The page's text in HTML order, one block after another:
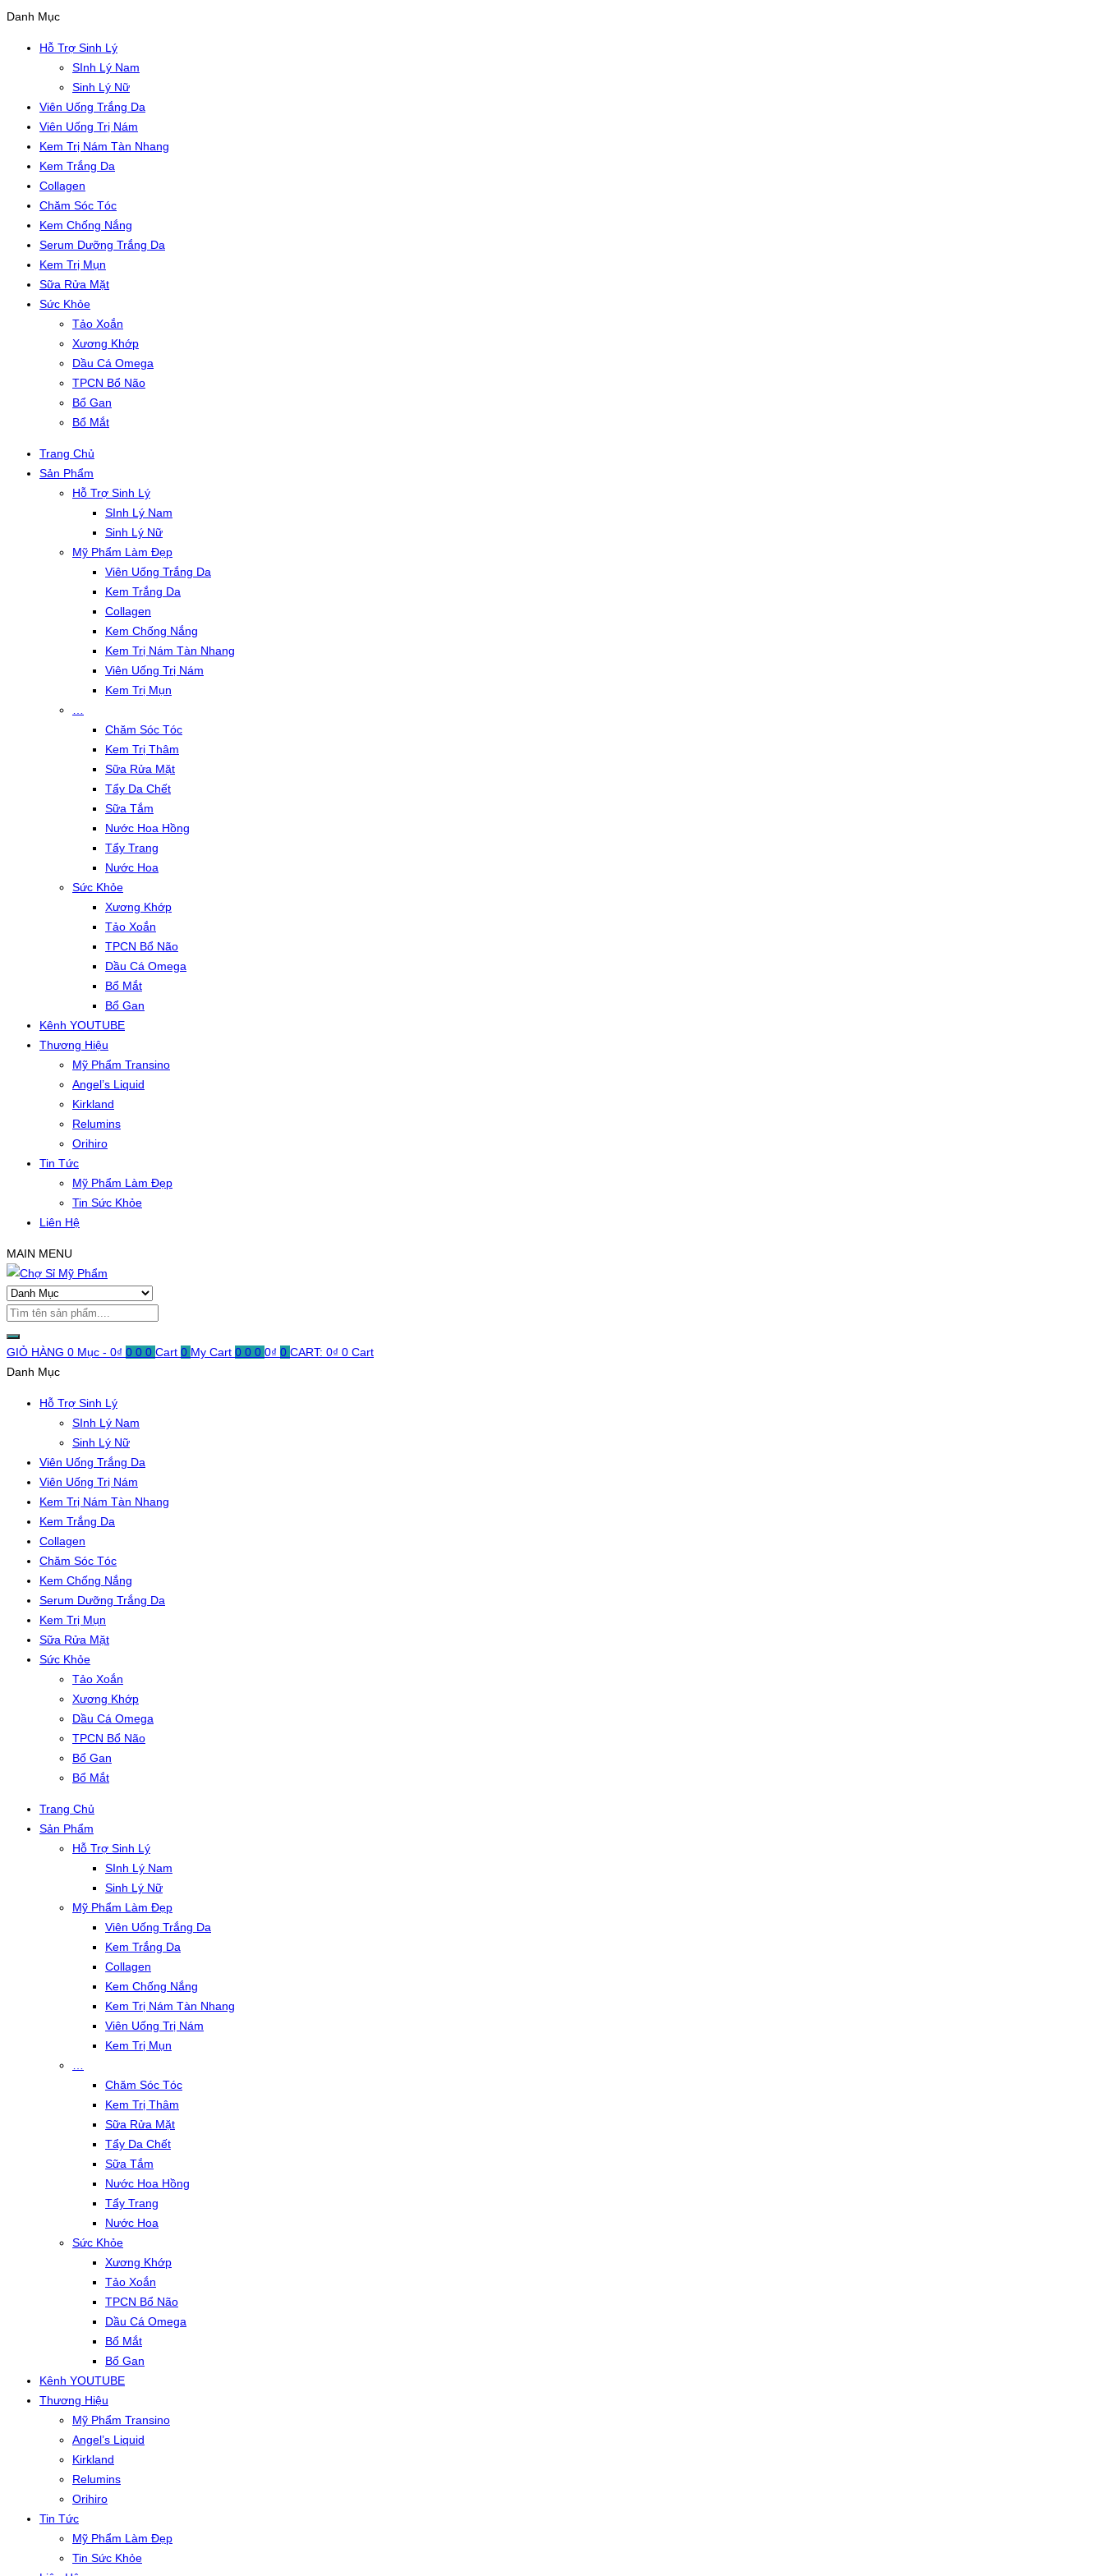
Danh Mục
Hỗ Trợ Sinh Lý
SInh Lý Nam
Sinh Lý Nữ
Viên Uống Trắng Da
Viên Uống Trị Nám
Kem Trị Nám Tàn Nhang
Kem Trắng Da
Collagen
Chăm Sóc Tóc
Kem Chống Nắng
Serum Dưỡng Trắng Da
Kem Trị Mụn
Sữa Rửa Mặt
Sức Khỏe
Tảo Xoắn
Xương Khớp
Dầu Cá Omega
TPCN Bổ Não
Bổ Gan
Bổ Mắt
Trang Chủ
Sản Phẩm
Hỗ Trợ Sinh Lý
SInh Lý Nam
Sinh Lý Nữ
Mỹ Phẩm Làm Đẹp
Viên Uống Trắng Da
Kem Trắng Da
Collagen
Kem Chống Nắng
Kem Trị Nám Tàn Nhang
Viên Uống Trị Nám
Kem Trị Mụn
Chăm Sóc Tóc
Kem Trị Thâm
Sữa Rửa Mặt
Tẩy Da Chết
Sữa Tắm
Nước Hoa Hồng
Tẩy Trang
Nước Hoa
Sức Khỏe
Xương Khớp
Tảo Xoắn
TPCN Bổ Não
Dầu Cá Omega
Bổ Mắt
Bổ Gan
Kênh YOUTUBE
Thương Hiệu
Mỹ Phẩm Transino
Angel’s Liquid
Kirkland
Relumins
Orihiro
Tin Tức
Mỹ Phẩm Làm Đẹp
Tin Sức Khỏe
Liên Hệ
MAIN MENU
GIỎ HÀNG 0 Mục - 0₫ 0 0 0 Cart 0 My Cart 0 0 0 0₫ 0 CART: 0₫ 0 Cart
Danh Mục
Hỗ Trợ Sinh Lý
SInh Lý Nam
Sinh Lý Nữ
Viên Uống Trắng Da
Viên Uống Trị Nám
Kem Trị Nám Tàn Nhang
Kem Trắng Da
Collagen
Chăm Sóc Tóc
Kem Chống Nắng
Serum Dưỡng Trắng Da
Kem Trị Mụn
Sữa Rửa Mặt
Sức Khỏe
Tảo Xoắn
Xương Khớp
Dầu Cá Omega
TPCN Bổ Não
Bổ Gan
Bổ Mắt
Trang Chủ
Sản Phẩm
Hỗ Trợ Sinh Lý
SInh Lý Nam
Sinh Lý Nữ
Mỹ Phẩm Làm Đẹp
Viên Uống Trắng Da
Kem Trắng Da
Collagen
Kem Chống Nắng
Kem Trị Nám Tàn Nhang
Viên Uống Trị Nám
Kem Trị Mụn
Chăm Sóc Tóc
Kem Trị Thâm
Sữa Rửa Mặt
Tẩy Da Chết
Sữa Tắm
Nước Hoa Hồng
Tẩy Trang
Nước Hoa
Sức Khỏe
Xương Khớp
Tảo Xoắn
TPCN Bổ Não
Dầu Cá Omega
Bổ Mắt
Bổ Gan
Kênh YOUTUBE
Thương Hiệu
Mỹ Phẩm Transino
Angel’s Liquid
Kirkland
Relumins
Orihiro
Tin Tức
Mỹ Phẩm Làm Đẹp
Tin Sức Khỏe